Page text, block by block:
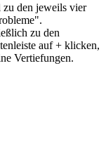
zu den jeweils vier
zu den
auf + klicken,
Vertiefungen.